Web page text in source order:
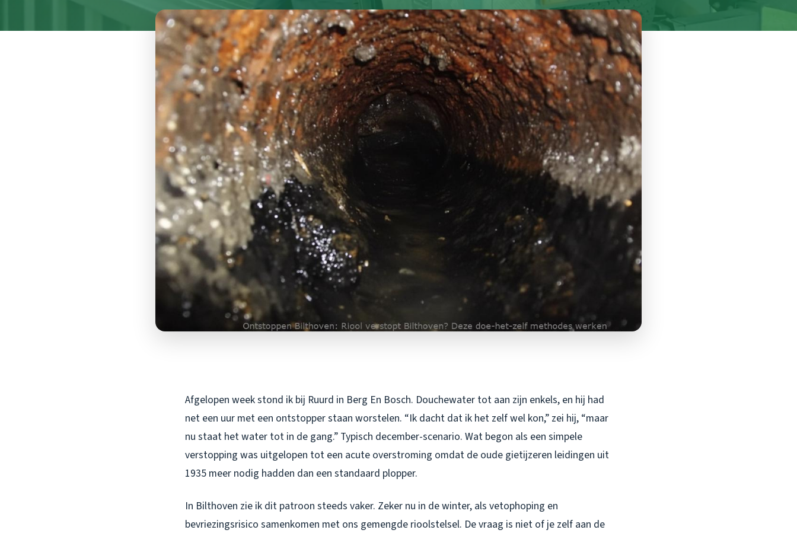
Afgelopen week stond ik bij Ruurd in Berg En Bosch. Douchewater tot aan zijn enkels, en hij had
net een uur met een ontstopper staan worstelen. “Ik dacht dat ik het zelf wel kon,” zei hij, “maar
nu staat het water tot in de gang.” Typisch december-scenario. Wat begon als een simpele
verstopping was uitgelopen tot een acute overstroming omdat de oude gietijzeren leidingen uit
1935 meer nodig hadden dan een standaard plopper.
In Bilthoven zie ik dit patroon steeds vaker. Zeker nu in de winter, als vetophoping en
bevriezingsrisico samenkomen met ons gemengde rioolstelsel. De vraag is niet of je zelf aan de